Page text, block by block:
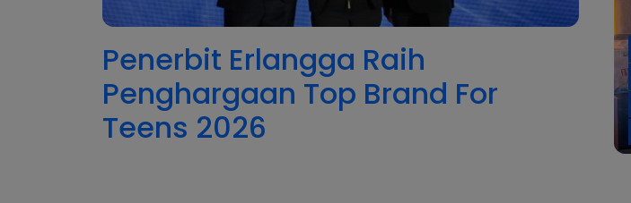
Penerbit Erlangga Raih
Penghargaan Top Brand For
Teens 2026